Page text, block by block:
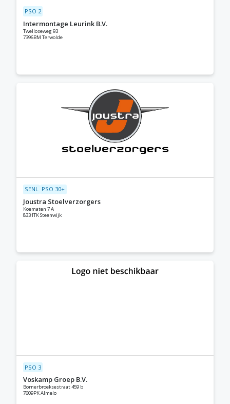
PSO 2
Intermontage Leurink B.V.
Twelloseweg 93
7396BM Terwolde
SENL PSO 30+
Joustra Stoelverzorgers
Koematen 7 A
8331TK Steenwijk
PSO 3
Voskamp Groep B.V.
Bornerbroeksestraat 459 b
7609PK Almelo